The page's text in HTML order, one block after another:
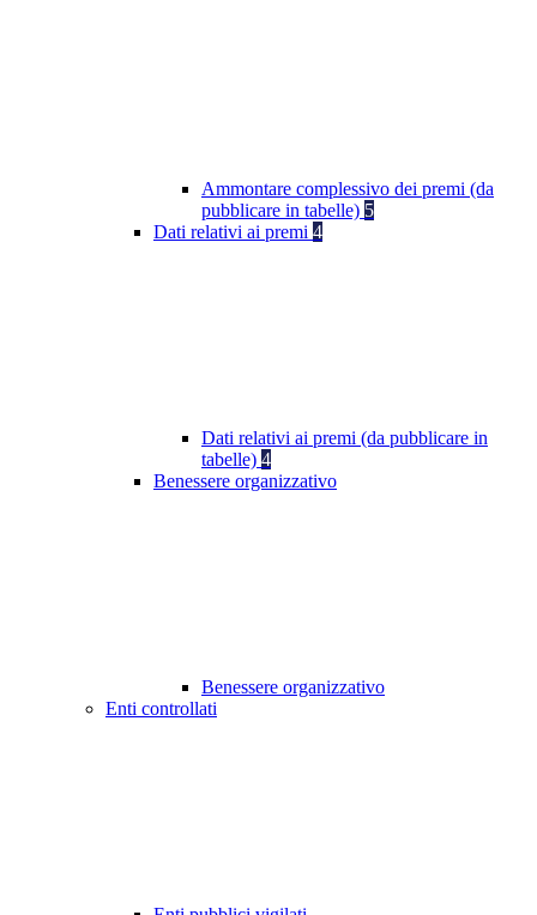
Ammontare complessivo dei premi (da
pubblicare in tabelle) 5
Dati relativi ai premi 4
Dati relativi ai premi (da pubblicare in
tabelle) 4
Benessere organizzativo
Benessere organizzativo
Enti controllati